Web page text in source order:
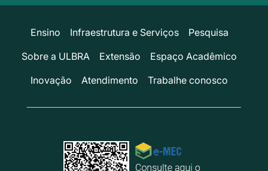
Ensino Infraestrutura e Serviços
Pesquisa
Sobre a ULBRA
Extensão
Espaço Acadêmico
Inovação
Atendimento Trabalhe conosco